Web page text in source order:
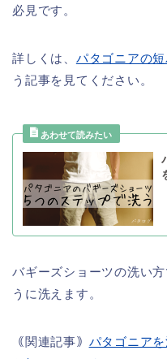
必見です。
詳しくは、 パタゴニアの
う記事を見てください。
バギーズショーツの洗い
うに洗えます。
｟関連記事｠ パタゴニア